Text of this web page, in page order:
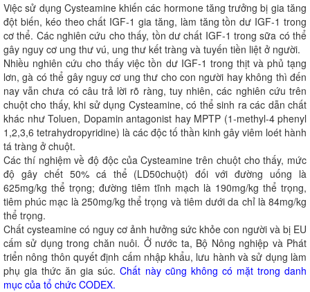
Việc sử dụng Cysteamine khiến các hormone tăng trưởng bị gia tăng
đột biến, kéo theo chất IGF-1 gia tăng, làm tăng tồn dư IGF-1 trong
cơ thể. Các nghiên cứu cho thấy, tồn dư chất IGF-1 trong sữa có thể
gây nguy cơ ung thư vú, ung thư kết tràng và tuyến tiền liệt ở người.
Nhiều nghiên cứu cho thấy việc tồn dư IGF-1 trong thịt và phủ tạng
lơn, gà có thể gây nguy cơ ung thư cho con người hay không thì đến
nay vẫn chưa có câu trả lời rõ ràng, tuy nhiên, các nghiên cứu trên
chuột cho thấy, khi sử dụng Cysteamine, có thể sinh ra các dẫn chất
khác như Toluen, Dopamin antagonist hay MPTP (1-methyl-4 phenyl
1,2,3,6 tetrahydropyridine) là các độc tố thần kinh gây viêm loét hành
tá tràng ở chuột.
Các thí nghiệm về độ độc của Cysteamine trên chuột cho thấy, mức
độ gây chết 50% cá thể (LD50chuột) đối với đường uống là
625mg/kg thể trọng; đường tiêm tĩnh mạch là 190mg/kg thể trọng,
tiêm phúc mạc là 250mg/kg thể trọng và tiêm dưới da chỉ là 84mg/kg
thể trọng.
Chất cysteamine có nguy cơ ảnh hưởng sức khỏe con người và bị EU
cấm sử dụng trong chăn nuôi. Ở nước ta, Bộ Nông nghiệp và Phát
triển nông thôn quyết định cấm nhập khẩu, lưu hành và sử dụng làm
phụ gia thức ăn gia súc.Chất này cũng không có mặt trong danh
mục của tổ chức CODEX.